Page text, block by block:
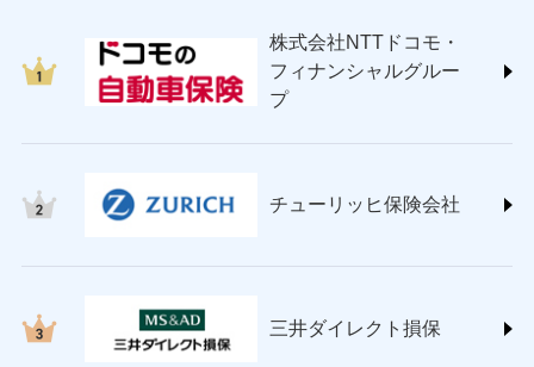
ＳＯＭＰＯダイレクト損害保険株式会社
(https://www.sompo-direct.co.jp/)
チューリッヒ保険会社 (https://www.zurich.co.jp/)
(https://www.nisshinfire.co.jp/)
(https://www.petfamilyins.co.jp/)
ins.com/)
三井ダイレクト損害保険株式会社
株式会社NTTドコモ・
フィナンシャルグルー
プ
チューリッヒ保険会社
三井ダイレクト損保